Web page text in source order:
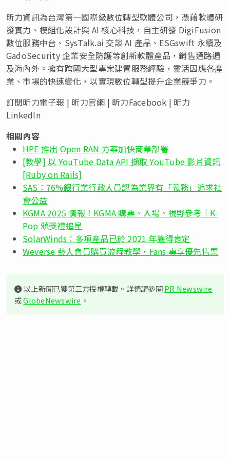
昕力資訊為台灣第一國際級數位轉型軟體公司，憑藉軟體研
發實力、模組化設計與 AI 核心科技，自主研發 DigiFusion
數位服務中台、SysTalk.ai 交談 AI 產品、ESGswift 永續及
GadoSecurity 企業安全防護等創新軟體產品，銷售通路遍
及海內外。擁有跨國大型專案建置服務經驗，靈活因應各產
業、市場的快速變化，以實現數位轉型提升企業競爭力。
訂閱昕力電子報 | 昕力官網 | 昕力Facebook | 昕力
LinkedIn
相關內容
HPE 推出 Open RAN 方案加快商業部署
[教學] 以 YouTube Data API 擷取 YouTube 影片資訊
[Ruby on Rails]
SAS：76%銀行業行政人員認為業界有「義務」追求社
會公益
KGMA 2025 情報！KGMA 購票、入場、視野參考｜K-
Pop 頒獎禮追星
SolarWinds：多項產品已於 2021 年獲得肯定
Weverse 藝人會員購買流程教學，Fans 專享優先售票
以上新聞已獲第三方授權轉載。詳情請參閱PR Newswire
或GlobeNewswire 。